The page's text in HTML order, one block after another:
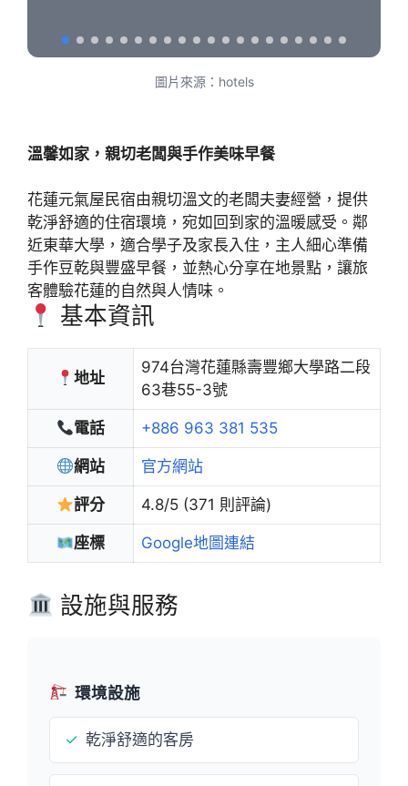
圖片來源：hotels
溫馨如家，親切老闆與手作美味早餐
花蓮元氣屋民宿由親切溫文的老闆夫妻經營，提供
乾淨舒適的住宿環境，宛如回到家的溫暖感受。鄰
近東華大學，適合學子及家長入住，主人細心準備
手作豆乾與豐盛早餐，並熱心分享在地景點，讓旅
客體驗花蓮的自然與人情味。
基本資訊
地址
974台灣花蓮縣壽豐鄉大學路二段
63巷55-3號
電話 +886 963 381 535
網站 官方網站
評分 4.8/5 (371 則評論)
座標 Google地圖連結
設施與服務
環境設施
✓ 乾淨舒適的客房